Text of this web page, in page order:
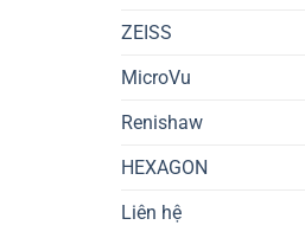
ZEISS
MicroVu
Renishaw
HEXAGON
Liên hệ